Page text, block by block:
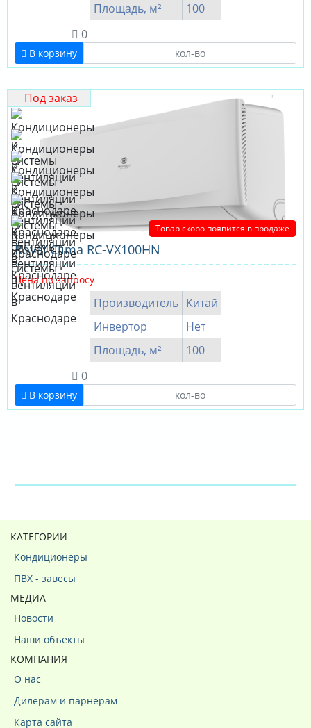
Площадь, м²
100
0
В корзину
Под заказ
Товар скоро появится в продаже
Royal Clima RC-VX100HN
Цена по запросу
Производитель Китай
Инвертор
Нет
Площадь, м²
100
0
В корзину
КАТЕГОРИИ
Кондиционеры
ПВХ - завесы
МЕДИА
Новости
Наши объекты
КОМПАНИЯ
О нас
Дилерам и парнерам
Карта сайта